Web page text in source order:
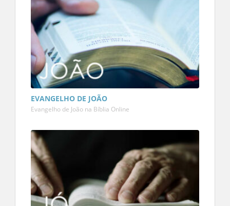
EVANGELHO DE JOÃO
Evangelho de João na Bíblia Online